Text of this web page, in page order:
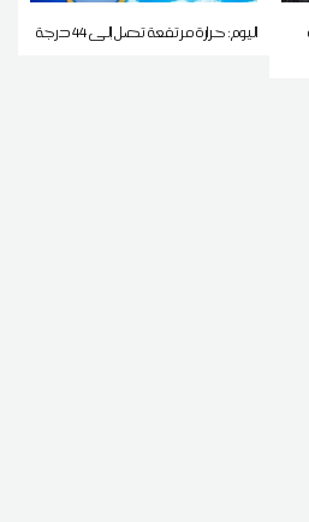
اليوم: حرارة مرتفعة تصل إلى 44 درجة